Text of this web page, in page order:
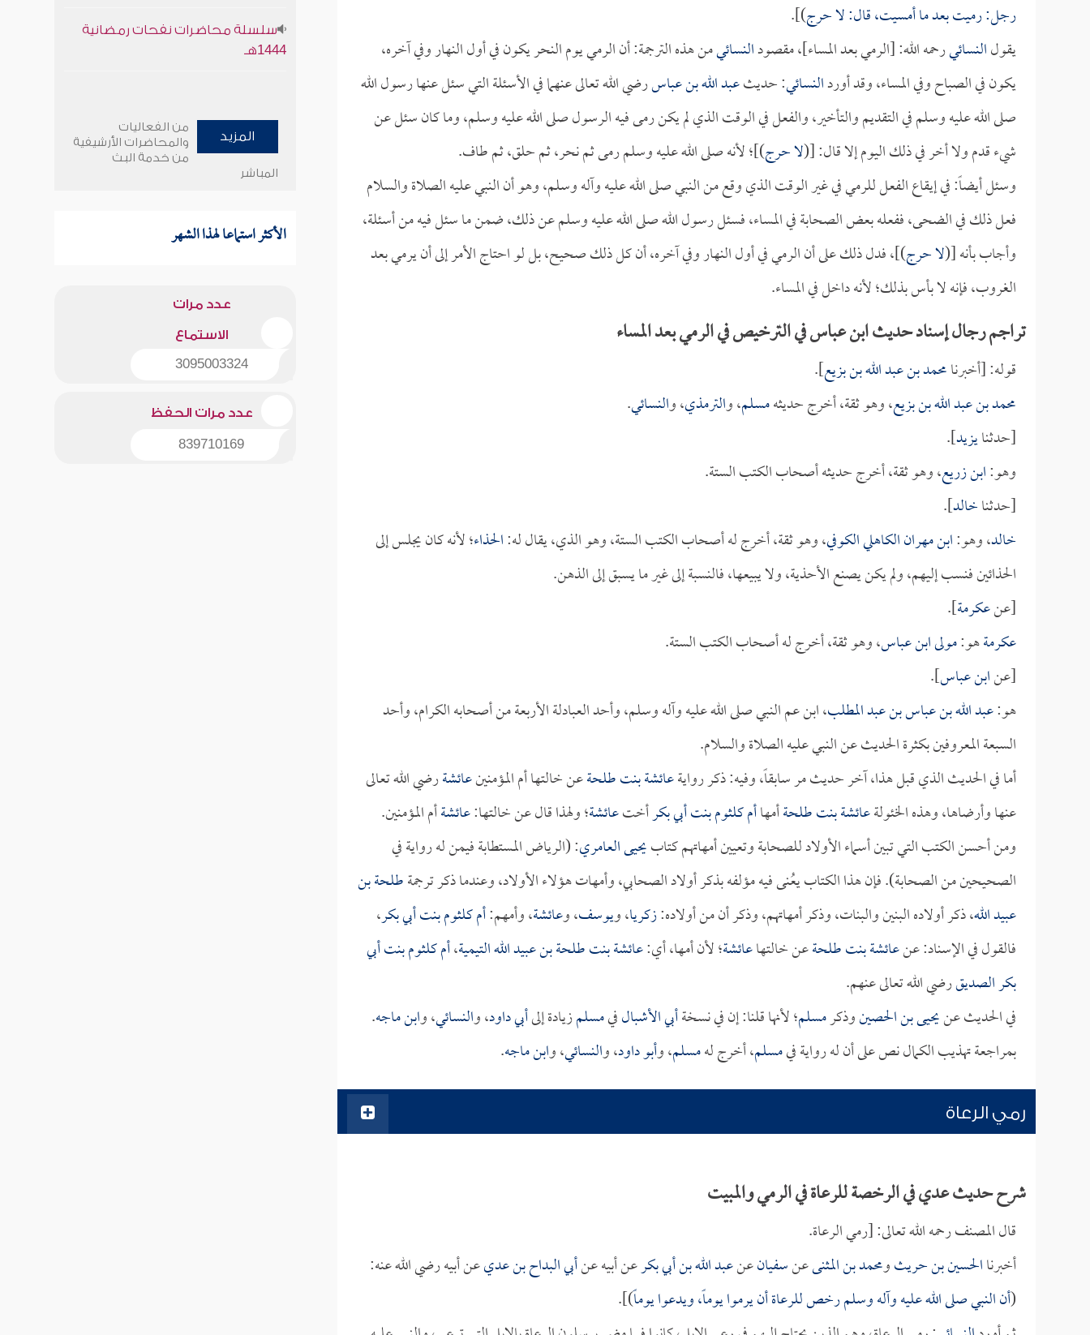
رجل: رميت بعد ما أمسيت، قال: لا حرج)].
يقولالنسائيرحمه الله: [الرمي بعد المساء]، مقصودالنسائيمن هذه الترجمة: أن الرمي يوم النحر يكون في أول النهار وفي آخره،
يكون في الصباح وفي المساء، وقد أوردالنسائي: حديثعبد الله بن عباسرضي الله تعالى عنهما في الأسئلة التي سئل عنها رسول الله
صلى الله عليه وسلم في التقديم والتأخير، والفعل في الوقت الذي لم يكن رمى فيه الرسول صلى الله عليه وسلم، وما كان سئل عن
شيء قدم ولا أخر في ذلك اليوم إلا قال: [(لا حرج)]؛ لأنه صلى الله عليه وسلم رمى ثم نحر، ثم حلق، ثم طاف.
وسئل أيضاً: في إيقاع الفعل للرمي في غير الوقت الذي وقع من النبي صلى الله عليه وآله وسلم، وهو أن النبي عليه الصلاة والسلام
فعل ذلك في الضحى، ففعله بعض الصحابة في المساء، فسئل رسول الله صلى الله عليه وسلم عن ذلك، ضمن ما سئل فيه من أسئلة،
وأجاب بأنه [(لا حرج)]، فدل ذلك على أن الرمي في أول النهار وفي آخره، أن كل ذلك صحيح، بل لو احتاج الأمر إلى أن يرمي بعد
الغروب، فإنه لا بأس بذلك؛ لأنه داخل في المساء.
تراجم رجال إسناد حديث ابن عباس في الترخيص في الرمي بعد المساء
قوله: [أخبرنامحمد بن عبد الله بن بزيع].
محمد بن عبد الله بن بزيع، وهو ثقة، أخرج حديثهمسلم، والترمذي، والنسائي.
[حدثنايزيد].
وهو:ابن زريع، وهو ثقة، أخرج حديثه أصحاب الكتب الستة.
[حدثناخالد].
خالد، وهو:ابن مهران الكاهلي الكوفي، وهو ثقة، أخرج له أصحاب الكتب الستة، وهو الذي، يقال له:الحذاء؛ لأنه كان يجلس إلى
الحذائين فنسب إليهم، ولم يكن يصنع الأحذية، ولا يبيعها، فالنسبة إلى غير ما يسبق إلى الذهن.
[عنعكرمة].
عكرمةهو:مولى ابن عباس، وهو ثقة، أخرج له أصحاب الكتب الستة.
[عنابن عباس].
هو:عبد الله بن عباس بن عبد المطلب، ابن عم النبي صلى الله عليه وآله وسلم، وأحد العبادلة الأربعة من أصحابه الكرام، وأحد
السبعة المعروفين بكثرة الحديث عن النبي عليه الصلاة والسلام.
أما في الحديث الذي قبل هذا، آخر حديث مر سابقاً، وفيه: ذكر روايةعائشة بنت طلحةعن خالتها أم المؤمنينعائشةرضي الله تعالى
عنها وأرضاها، وهذه الخئولةعائشة بنت طلحةأمهاأم كلثوم بنت أبي بكرأختعائشة؛ ولهذا قال عن خالتها:عائشةأم المؤمنين.
ومن أحسن الكتب التي تبين أسماء الأولاد للصحابة وتعيين أمهاتهم كتابيحيى العامري: (الرياض المستطابة فيمن له رواية في
الصحيحين من الصحابة). فإن هذا الكتاب يعُنى فيه مؤلفه بذكر أولاد الصحابي، وأمهات هؤلاء الأولاد، وعندما ذكر ترجمةطلحة بن
عبيد الله، ذكر أولاده البنين والبنات، وذكر أمهاتهم، وذكر أن من أولاده:زكريا، ويوسف، وعائشة، وأمهم:أم كلثوم بنت أبي بكر،
فالقول في الإسناد: عنعائشة بنت طلحةعن خالتهاعائشة؛ لأن أمها، أي:عائشة بنت طلحة بن عبيد الله التيمية،أم كلثوم بنت أبي
بكر الصديقرضي الله تعالى عنهم.
في الحديث عنيحيى بن الحصينوذكرمسلم؛ لأنها قلنا: إن في نسخةأبي الأشبالفيمسلمزيادة إلىأبي داود، والنسائي، وابن ماجه.
بمراجعة تهذيب الكمال نص على أن له رواية فيمسلم، أخرج لهمسلم، وأبو داود، والنسائي، وابن ماجه.
رمي الرعاة
شرح حديث عدي في الرخصة للرعاة في الرمي والمبيت
قال المصنف رحمه الله تعالى: [رمي الرعاة.
أخبرناالحسين بن حريثومحمد بن المثنىعنسفيانعنعبد الله بن أبي بكرعن أبيه عنأبي البداح بن عديعن أبيه رضي الله عنه:
(أن النبي صلى الله عليه وآله وسلم رخص للرعاة أن يرموا يوماً، ويدعوا يوماً)].
سلسلة محاضرات نفحات رمضانية
1444هـ
المزيد
من الفعاليات
والمحاضرات الأرشيفية
من خدمة البث
المباشر
الأكثر استماعا لهذا الشهر
عدد مرات
الاستماع
3095003324
عدد مرات الحفظ
839710169